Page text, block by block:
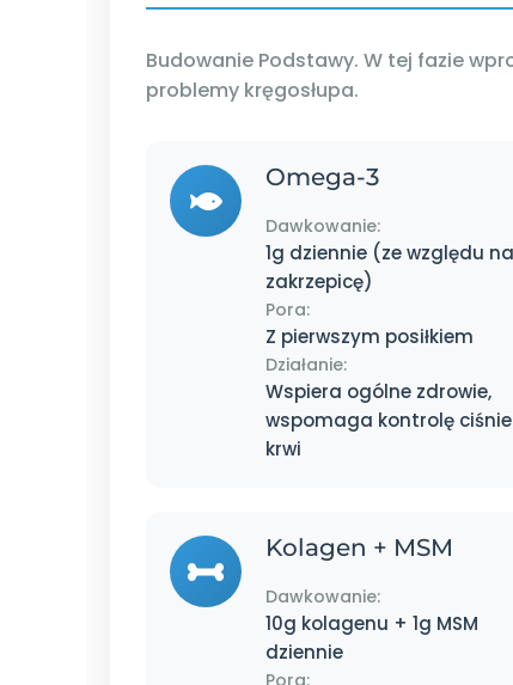
Budowanie Podstawy. W tej fazie
problemy kręgosłupa.
Omega-3
Dawkowanie:
1g dziennie (ze względu na
zakrzepicę)
Pora:
Z pierwszym posiłkiem
Działanie:
Wspiera ogólne zdrowie,
wspomaga kontrolę
krwi
Kolagen + MSM
Dawkowanie:
10g kolagenu + 1g MSM
dziennie